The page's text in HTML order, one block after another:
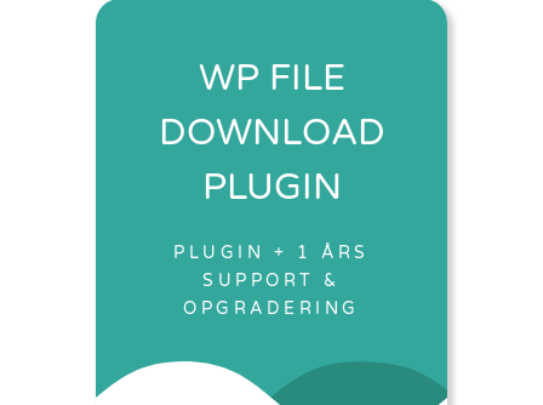
WP FILE
DOWNLOAD
PLUGIN
PLUGIN + 1 ÅRS
SUPPORT &
OPGRADERING